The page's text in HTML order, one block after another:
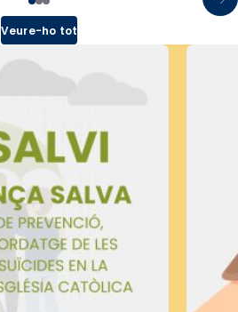
Veure-ho tot